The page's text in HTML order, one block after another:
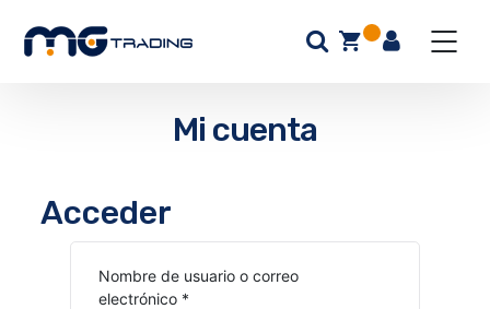
Mi cuenta
Acceder
Nombre de usuario o correo
electrónico *